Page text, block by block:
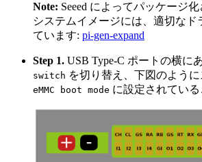
Note: Seeed によってパッケージ
システムイメージには、適切なド
ています: pi-gen-expand
Step 1. USB Type-C ポートの横に
switch を切り替え、下図のよう
eMMC boot mode に設定されている